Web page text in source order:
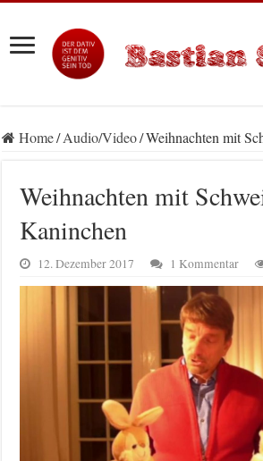
Home/Audio/Video/Weihnachten mit
Weihnachten mit
Kaninchen
12. Dezember 2017 1 Kommentar